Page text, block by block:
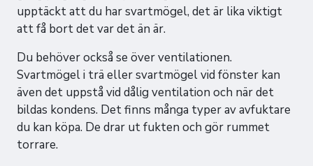
upptäckt att du har svartmögel, det är lika viktigt
att få bort det var det än är.
Du behöver också se över ventilationen.
Svartmögel i trä eller svartmögel vid fönster kan
även det uppstå vid dålig ventilation och när det
bildas kondens. Det finns många typer av avfuktare
du kan köpa. De drar ut fukten och gör rummet
torrare.